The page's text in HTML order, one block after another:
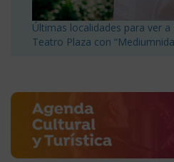
Últimas localidades para ver
Teatro Plaza con